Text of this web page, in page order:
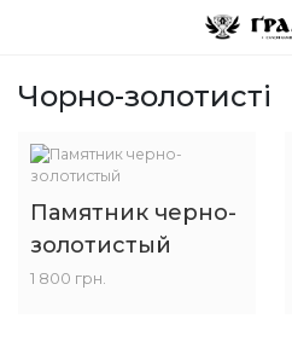
Чорно-золотисті
Памятник черно-
золотистый
1 800 грн.